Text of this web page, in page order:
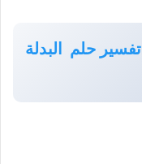
تفسير حلم البدلة